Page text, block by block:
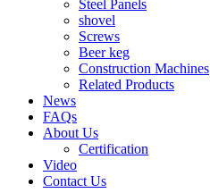
Steel Panels
shovel
Screws
Beer keg
Construction Machines
Related Products
News
FAQs
About Us
Certification
Video
Contact Us